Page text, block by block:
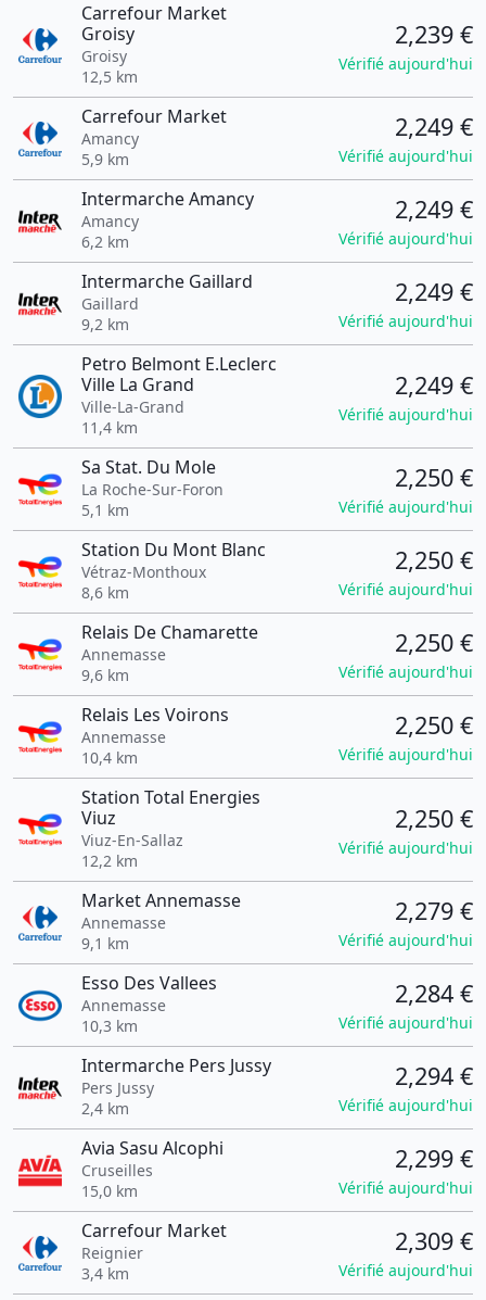
Carrefour Market
Groisy
Groisy
12,5 km
2,239 €
Vérifié aujourd'hui
Carrefour Market
Amancy
5,9 km
2,249 €
Vérifié aujourd'hui
Intermarche Amancy
Amancy
6,2 km
2,249 €
Vérifié aujourd'hui
Intermarche Gaillard
Gaillard
9,2 km
2,249 €
Vérifié aujourd'hui
Petro Belmont E.Leclerc
Ville La Grand
Ville-La-Grand
11,4 km
2,249 €
Vérifié aujourd'hui
Sa Stat. Du Mole
La Roche-Sur-Foron
5,1 km
2,250 €
Vérifié aujourd'hui
Station Du Mont Blanc
Vétraz-Monthoux
8,6 km
2,250 €
Vérifié aujourd'hui
Relais De Chamarette
Annemasse
9,6 km
2,250 €
Vérifié aujourd'hui
Relais Les Voirons
Annemasse
10,4 km
2,250 €
Vérifié aujourd'hui
Station Total Energies
Viuz
Viuz-En-Sallaz
12,2 km
2,250 €
Vérifié aujourd'hui
Market Annemasse
Annemasse
9,1 km
2,279 €
Vérifié aujourd'hui
Esso Des Vallees
Annemasse
10,3 km
2,284 €
Vérifié aujourd'hui
Intermarche Pers Jussy
Pers Jussy
2,4 km
2,294 €
Vérifié aujourd'hui
Avia Sasu Alcophi
Cruseilles
15,0 km
2,299 €
Vérifié aujourd'hui
Carrefour Market
Reignier
3,4 km
2,309 €
Vérifié aujourd'hui